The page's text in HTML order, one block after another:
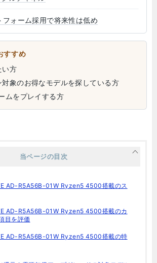
フォーム採用で将来性は低め
すすめ
い方
対象のお得なモデルを探している方
ムをプレイする方
当ページの目次
AD-R5A56B-01W Ryzen5 4500搭載のス
AD-R5A56B-01W Ryzen5 4500搭載のカ
目を評価
AD-R5A56B-01W Ryzen5 4500搭載の特